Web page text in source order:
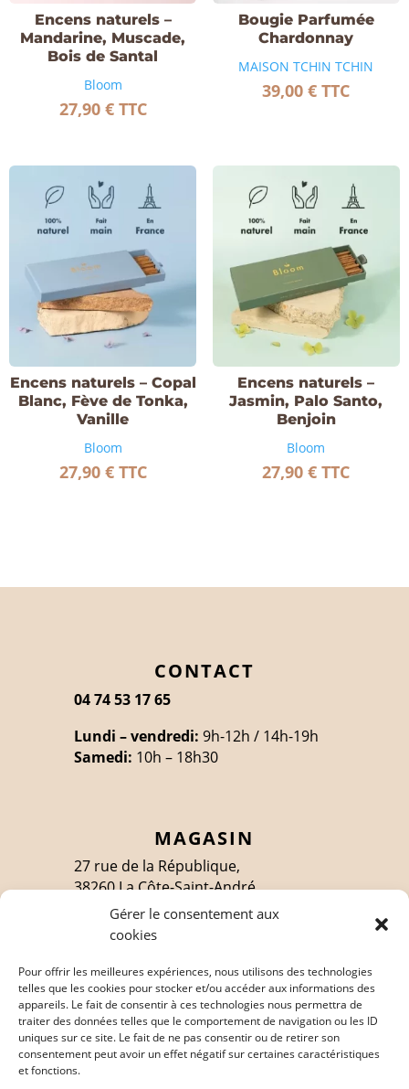
Gérer le consentement aux
cookies
Pour offrir les meilleures expériences, nous utilisons des technologies
telles que les cookies pour stocker et/ou accéder aux informations des
appareils. Le fait de consentir à ces technologies nous permettra de
traiter des données telles que le comportement de navigation ou les ID
uniques sur ce site. Le fait de ne pas consentir ou de retirer son
consentement peut avoir un effet négatif sur certaines caractéristiques
et fonctions.
Encens naturels –
Mandarine, Muscade,
Bois de Santal
Bloom
27,90 € TTC
Bougie Parfumée
Chardonnay
MAISON TCHIN TCHIN
39,00€ TTC
Encens naturels – Copal
Blanc, Fève de Tonka,
Vanille
Bloom
27,90 € TTC
Encens naturels –
Jasmin, Palo Santo,
Benjoin
Bloom
27,90€ TTC
CONTACT
04 74 53 17 65
Lundi – vendredi: 9h-12h / 14h-19h
Samedi: 10h – 18h30
MAGASIN
27 rue de la République,
38260 La Côte-Saint-André
SUIVEZ-MOI
EN SAVOIR PLUS